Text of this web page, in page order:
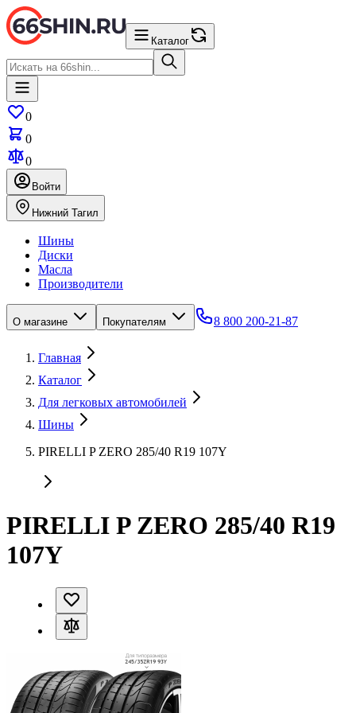
Каталог
0
0
0
Войти
Нижний Тагил
Шины
Диски
Масла
Производители
О магазине Покупателям 8 800 200-21-87
Главная
Каталог
Для легковых автомобилей
Шины
PIRELLI P ZERO 285/40 R19 107Y
PIRELLI P ZERO 285/40 R19
107Y